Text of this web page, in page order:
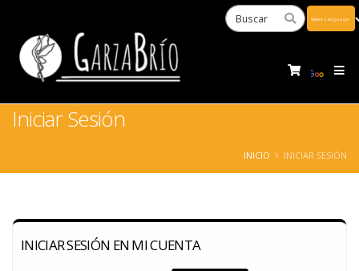
Iniciar Sesión
INICIO INICIAR SESIÓN
INICIAR SESIÓN EN MI CUENTA